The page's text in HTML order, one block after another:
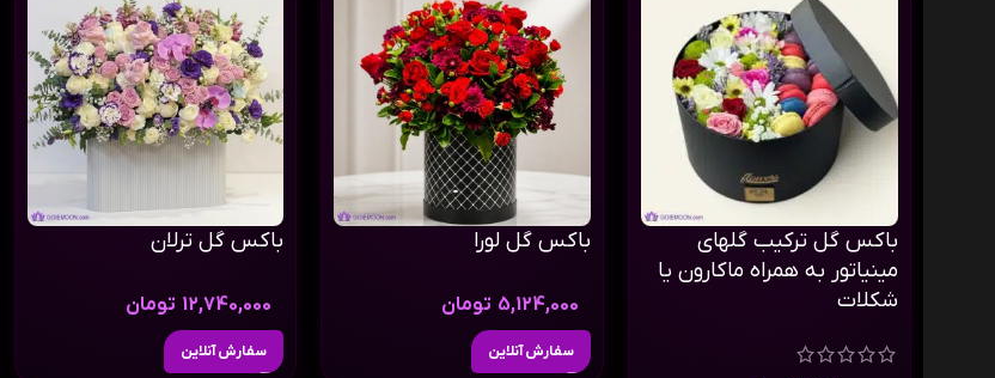
باکس گل ترکیب گلهای
مینیاتور به همراه ماکارون یا
شکلات
باکس گل لورا
5,124,000 تومان
سفارش آنلاین
باکس گل ترلان
12,740,000 تومان
سفارش آنلاین